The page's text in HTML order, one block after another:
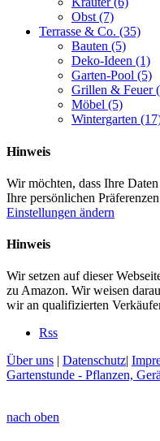
Obst (7)
Terrasse & Co. (35)
Bauten (5)
Deko-Ideen (1)
Garten-Pool (5)
Grillen & Feuer
Möbel (5)
Wintergarten
Hinweis
Wir möchten, dass Ihre
Ihre persönlichen
Einstellungen ändern
Hinweis
Wir setzen auf dieser
zu Amazon. Wir weisen
wir an qualifizierten
Rss
Über uns | Datenschutz|
Gartenstunde - Pflanzen,
nach oben